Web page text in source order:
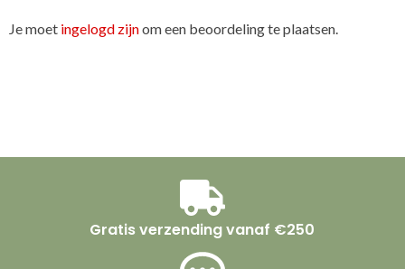
Je moet ingelogd zijnom een beoordeling te plaatsen.
Gratis verzending vanaf €250